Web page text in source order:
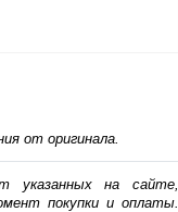
от оригинала.
указанных на сайте,
покупки и оплаты.